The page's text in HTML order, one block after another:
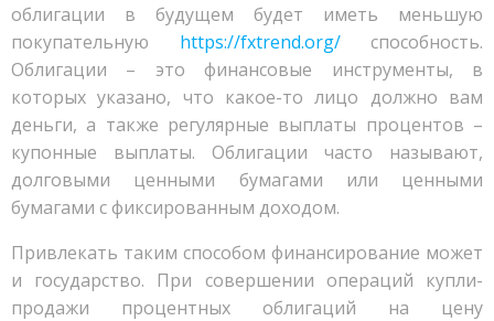
облигации в будущем будет иметь меньшую
покупательную https://fxtrend.org/способность.
Облигации – это финансовые инструменты, в
которых указано, что какое-то лицо должно вам
деньги, а также регулярные выплаты процентов –
купонные выплаты. Облигации часто называют,
долговыми ценными бумагами или ценными
бумагами с фиксированным доходом.
Привлекать таким способом финансирование может
и государство. При совершении операций купли-
продажи процентных облигаций на цену